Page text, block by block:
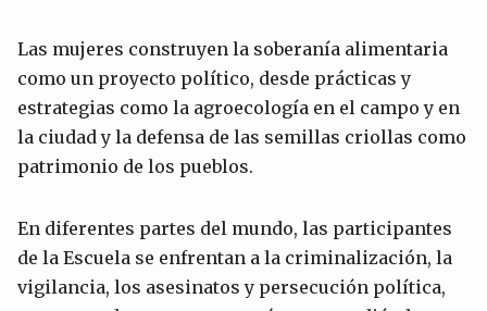
Las mujeres construyen la soberanía alimentaria
como un proyecto político, desde prácticas y
estrategias como la agroecología en el campo y en
la ciudad y la defensa de las semillas criollas como
patrimonio de los pueblos.
En diferentes partes del mundo, las participantes
de la Escuela se enfrentan a la criminalización, la
vigilancia, los asesinatos y persecución política,